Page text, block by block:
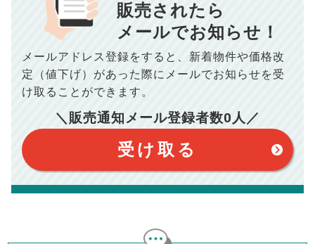
年間の支払額 10,005 円
総支払額 100,050 円
このシミュレーターは元利均等返済方式で試算しています。
このシミュレーターは、四捨五入にて計算しております。
このシミュレーターはお借り入れの全期間で金利が変わらない設
このシミュレーターでの結果は、お借り入れを保証するものでは
ありません。
このシミュレーターをご利用された方の、いかなる損害について
ますが、お借り入れの際に各金融機関にご相談ください。
※購入価格よりも売却価格が高い場合、譲渡所得税が発生する
場合がございます。詳しくは最寄りの税務署などにご確認く
※シミュレーター結果はあくまでも概算であり、手残り金額を
保証するものではございません。
※上記売却費用には、住所変更登記の費用、引っ越し費用、住
宅ローンの一括繰上返済の手数料等は含まれておりませんの
で予めご了承ください。
おります。（物件価格×3%＋6万円＋消費税）
販売されたら
メールでお知らせ！
メールアドレス登録をすると、 新着物件や価格改
定（値下げ）があった際に メールでお知らせを受
け取ることができます。
＼販売通知メール登録者数0 人／
受け取る